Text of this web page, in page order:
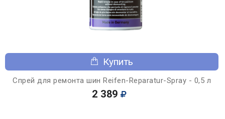
Купить
Спрей для ремонта шин Reifen-Reparatur-Spray - 0,5 л
2 389